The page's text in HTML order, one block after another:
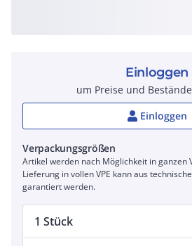
Einloggen
um Preise und
Einloggen
Verpackungsgrößen
Artikel werden nach Möglichkeit in ganzen
Lieferung in vollen VPE kann aus
garantiert werden.
1 Stück